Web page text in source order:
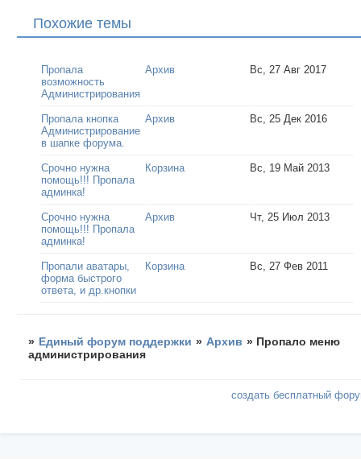
Похожие темы
Пропала
возможность
Администрирования
Архив Вс, 27 Авг 2017
Пропала кнопка
Администрирование
в шапке форума.
Архив Вс, 25 Дек 2016
Срочно нужна
помощь!!! Пропала
админка!
Корзина Вс, 19 Май 2013
Срочно нужна
помощь!!! Пропала
админка!
Архив Чт, 25 Июл 2013
Пропали аватары,
форма быстрого
ответа, и др.кнопки
Корзина Вс, 27 Фев 2011
» Единый форум поддержки » Архив » Пропало меню
администрирования
создать бесплатный